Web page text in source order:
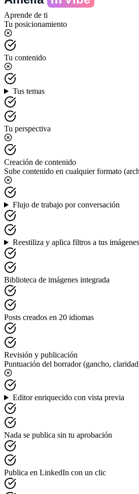
Aprende de ti
Tu posicionamiento
Tu contenido
Tus temas
Tu perspectiva
Creación de contenido
Sube contenido en cualquier formato
Flujo de trabajo por conversación
Reestiliza y aplica filtros a tus
Biblioteca de imágenes integrada
Posts creados en 20 idiomas
Revisión y publicación
Puntuación del borrador (gancho,
Editor enriquecido con vista previa
Nada se publica sin tu aprobación
Publica en LinkedIn con un clic